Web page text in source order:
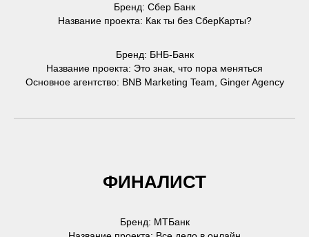
Бренд: Сбер Банк
Название проекта: Как ты без СберКарты?
Бренд: БНБ-Банк
Название проекта: Это знак, что пора меняться
Основное агентство: BNB Marketing Team, Ginger Agency
ФИНАЛИСТ
Бренд: МТБанк